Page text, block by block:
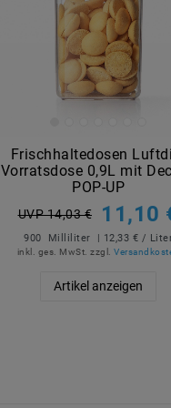
Frischhaltedosen
Vorratsdose 0,9L mit
POP-UP
UVP 14,03 € 11,10
900 Milliliter | 12,33 € /
inkl. ges. MwSt. zzgl.
Artikel anzeigen